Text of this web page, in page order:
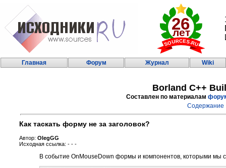
Главная Форум Журнал Wiki
Borland C++
Составлен по материалам
Содержание
Как таскать форму не за заголовок?
Автор: OlegGG
Исходная ссылка: - - -
В событие OnMouseDown формы и компонентов, которыми мы